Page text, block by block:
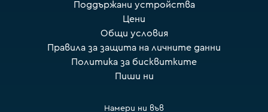
Поддържани устройства
Цени
Общи условия
Правила за защита на личните данни
Политика за бисквитките
Пиши ни
Намери ни във